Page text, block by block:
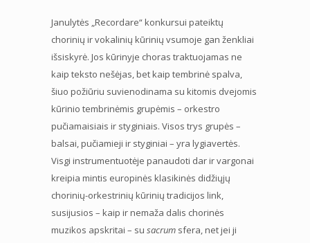
Janulytės „Recordare“ konkursui pateiktų
chorinių ir vokalinių kūrinių vsumoje gan ženkliai
išsiskyrė. Jos kūrinyje choras traktuojamas ne
kaip teksto nešėjas, bet kaip tembrinė spalva,
šiuo požiūriu suvienodinama su kitomis dvejomis
kūrinio tembrinėmis grupėmis – orkestro
pučiamaisiais ir styginiais. Visos trys grupės –
balsai, pučiamieji ir styginiai – yra lygiavertės.
Visgi instrumentuotėje panaudoti dar ir vargonai
kreipia mintis europinės klasikinės didžiųjų
chorinių-orkestrinių kūrinių tradicijos link,
susijusios – kaip ir nemaža dalis chorinės
muzikos apskritai – su sacrum sfera, net jei ji